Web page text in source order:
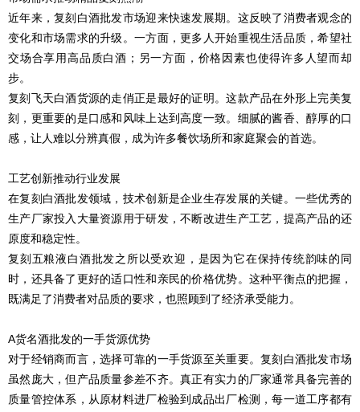
近年来，复刻 白酒批发市场迎来快速发展期。这反映了消费者观念的
变化和市场需求的升级。一方面，更多人开始重视生活品质，希望社
交场合享用高品质白酒；另一方面，价格因素也使得许多人望而却
步。
复刻 飞天白酒货源的走俏正是最好的证明。这款产品在外形上完美复
刻，更重要的是口感和风味上达到高度一致。细腻的酱香、醇厚的口
感，让人难以分辨真假，成为许多餐饮场所和家庭聚会的首选。
工艺创新推动行业发展
在复刻 白酒批发领域，技术创新是企业生存发展的关键。一些优秀的
生产厂家投入大量资源用于研发，不断改进生产工艺，提高产品的还
原度和稳定性。
复刻五粮液白酒批发之所以受欢迎，是因为它在保持传统韵味的同
时，还具备了更好的适口性和亲民的价格优势。这种平衡点的把握，
既满足了消费者对品质的要求，也照顾到了经济承受能力。
A货名酒批发的一手货源优势
对于经销商而言，选择可靠的一手货源至关重要。复刻 白酒批发市场
虽然庞大，但产品质量参差不齐。真正有实力的厂家通常具备完善的
质量管控体系，从原材料进厂检验到成品出厂检测，每一道工序都有